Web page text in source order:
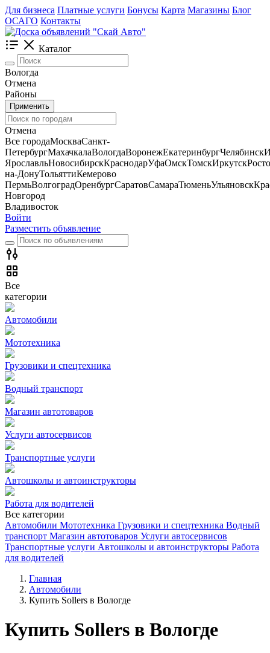
Для бизнеса Платные услуги Бонусы Карта Магазины Блог
ОСАГО Контакты
Каталог
Вологда
Отмена
Районы
Применить
Отмена
Все городаМоскваСанкт-
ПетербургМахачкалаВологдаВоронежЕкатеринбургЧелябинск
ЯрославльНовосибирскКраснодарУфаОмскТомскИркутск
на-ДонуТольяттиКемерово
ПермьВолгоградОренбургСаратовСамараТюменьУльяновск
Новгород
Владивосток
Войти
Разместить объявление
Все
категории
Автомобили
Мототехника
Грузовики и спецтехника
Водный транспорт
Магазин автотоваров
Услуги автосервисов
Транспортные услуги
Автошколы и автоинструкторы
Работа для водителей
Все категории
Автомобили Мототехника Грузовики и спецтехника Водный
транспорт Магазин автотоваров Услуги автосервисов
Транспортные услуги Автошколы и автоинструкторы Работа
для водителей
Главная
Автомобили
Купить Sollers в Вологде
Купить Sollers в Вологде